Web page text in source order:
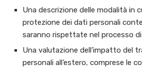
Una descrizione delle modalità in
protezione dei dati personali
saranno rispettate nel processo
Una valutazione dell’impatto del
personali all’estero, comprese le